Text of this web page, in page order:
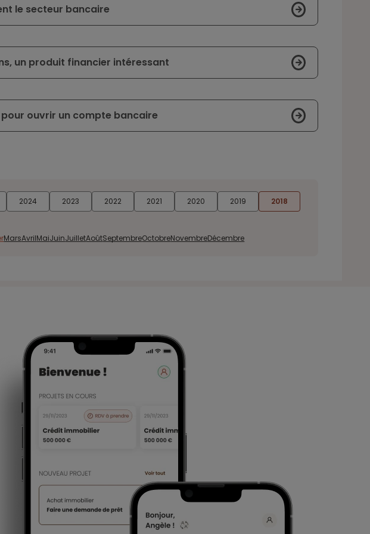
le secteur bancaire
un produit financier intéressant
ouvrir un compte bancaire
2024 2023 2022 2021 2020 2019
2018
MarsAvrilMaiJuinJuilletAoûtSeptembreOctobreNovembreDécembre